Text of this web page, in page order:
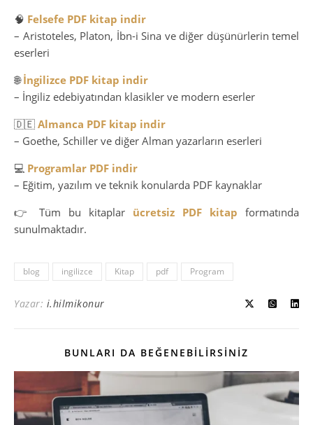
🧠 Felsefe PDF kitap indir
– Aristoteles, Platon, İbn-i Sina ve diğer düşünürlerin temel
eserleri
🌐İngilizce PDF kitap indir
– İngiliz edebiyatından klasikler ve modern eserler
🇩🇪 Almanca PDF kitap indir
– Goethe, Schiller ve diğer Alman yazarların eserleri
💻 Programlar PDF indir
– Eğitim, yazılım ve teknik konularda PDF kaynaklar
👉 Tüm bu kitaplar ücretsiz PDF kitap formatında
sunulmaktadır.
blog ingilizce Kitap pdf Program
Yazar: i.hilmikonur
BUNLARI DA BEĞENEBILIRSINIZ